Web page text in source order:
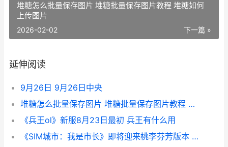
堆糖怎么批量保存图片 堆糖批量保存图片教程 堆糖如何
上传图片
下一篇 »
2026-02-02
延伸阅读
9月26日 9月26日中央
堆糖怎么批量保存图片 堆糖批量保存图片教程 堆糖如何上传图片
《兵王ol》新服8月23日最初 兵王有什么用
《SIM城市：我是市长》即将迎来桃李芬芳版本 sim city攻略